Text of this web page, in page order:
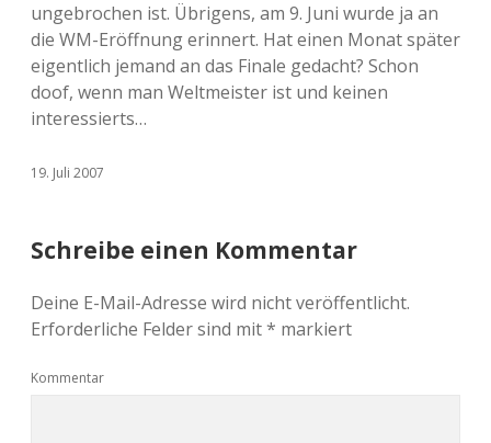
ungebrochen ist. Übrigens, am 9. Juni wurde ja an
die WM-Eröffnung erinnert. Hat einen Monat später
eigentlich jemand an das Finale gedacht? Schon
doof, wenn man Weltmeister ist und keinen
interessierts…
19. Juli 2007
Schreibe einen Kommentar
Deine E-Mail-Adresse wird nicht veröffentlicht.
Erforderliche Felder sind mit* markiert
Kommentar